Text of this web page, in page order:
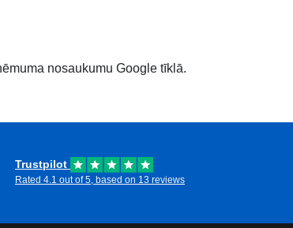
nosaukumu Google tīklā.
Trustpilot
Rated 4.1 out of 5, based on 13 reviews